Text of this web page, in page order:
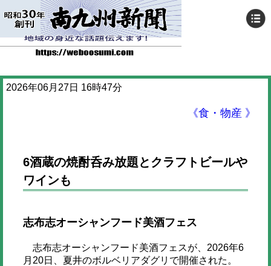
2026年06月27日 16時47分
《食・物産 》
6酒蔵の焼酎呑み放題とクラフトビールや
ワインも
志布志オーシャンフード美酒フェス
志布志オーシャンフード美酒フェスが、2026年6
月20日、夏井のボルベリアダグリで開催された。